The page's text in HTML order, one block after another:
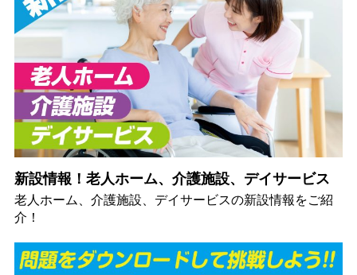
新設情報！老人ホーム、介護施設、デイサービス
老人ホーム、介護施設、デイサービスの新設情報をご紹
介！